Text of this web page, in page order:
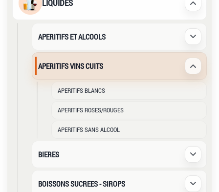
LIQUIDES Déplier
APERITIFS ET ALCOOLS Déplier
APERITIFS VINS CUITS Déplier
APERITIFS BLANCS
APERITIFS ROSES/ROUGES
APERITIFS SANS ALCOOL
BIERES Déplier
BOISSONS SUCREES - SIROPS Déplier